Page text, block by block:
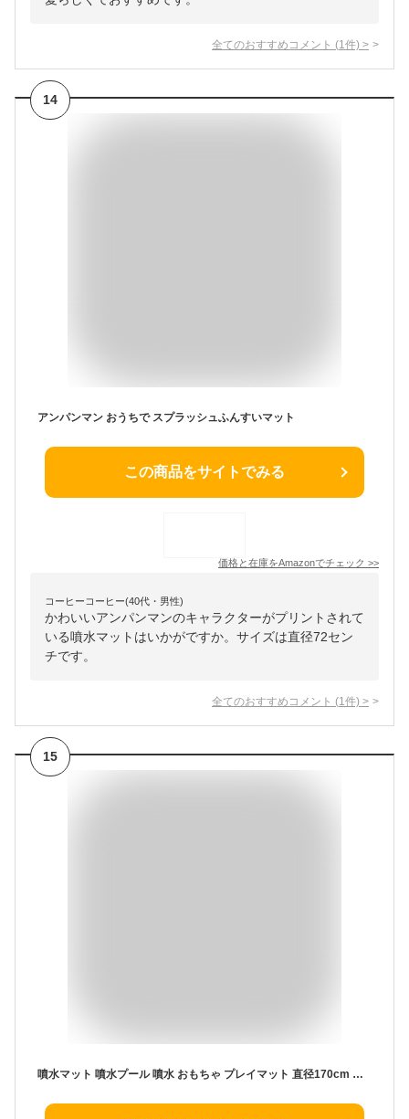
全てのおすすめコメント (1 件) >
14
アンパンマン おうちで スプラッシュふんすいマット
この商品をサイトでみる
価格と在庫をAmazonでチェック >>
コーヒーコーヒー(40代・男性)
かわいいアンパンマンのキャラクターがプリントされて
いる噴水マットはいかがですか。サイズは直径72セン
チです。
全てのおすすめコメント (1 件) >
15
噴水マット 噴水プール 噴水 おもちゃ プレイマット 直径170cm 噴水池 水遊び ウォーター ビニールプール 子ども用 プール用品 夏の日 芝生遊び 親子芝生遊び プールマット 誕生日プレゼント サンシェード 水泳用 玩具 キッズ 温泉/プール/海用【海外通販】